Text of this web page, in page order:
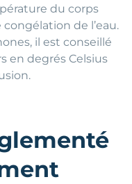
du corps
de l’eau.
il est conseillé
en degrés Celsius